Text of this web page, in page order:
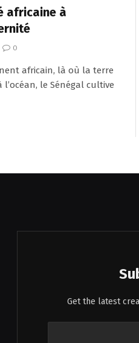
africaine à
0
africain, là où la terre
l’océan, le Sénégal cultive
Get the latest